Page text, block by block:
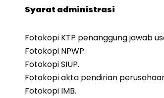
Syarat administrasi
Fotokopi KTP penanggung jawab
Fotokopi NPWP.
Fotokopi SIUP.
Fotokopi akta pendirian
Fotokopi IMB.